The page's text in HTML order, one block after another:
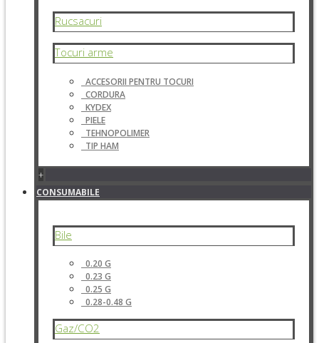
Rucsacuri
Tocuri arme
ACCESORII PENTRU TOCURI
CORDURA
KYDEX
PIELE
TEHNOPOLIMER
TIP HAM
+
CONSUMABILE
Bile
0.20 G
0.23 G
0.25 G
0.28-0.48 G
Gaz/CO2